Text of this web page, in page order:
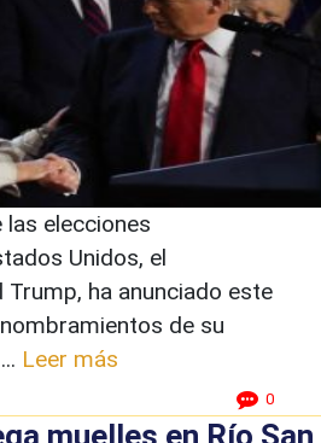
las elecciones
Unidos, el
Trump, ha anunciado este
de su
Leer más
0
muelles en Río San